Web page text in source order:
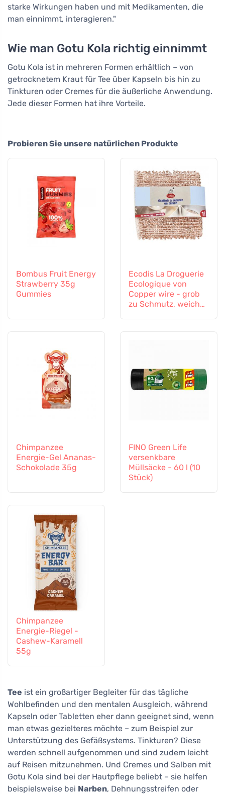
starke Wirkungen haben und mit Medikamenten, die
man einnimmt, interagieren."
Wie man Gotu Kola richtig einnimmt
Gotu Kola ist in mehreren Formen erhältlich – von
getrocknetem Kraut für Tee über Kapseln bis hin zu
Tinkturen oder Cremes für die äußerliche Anwendung.
Jede dieser Formen hat ihre Vorteile.
Probieren Sie unsere natürlichen Produkte
Bombus Fruit Energy
Strawberry 35g
Gummies
Ecodis La Droguerie
Ecologique von
Copper wire - grob
zu Schmutz, weich
Chimpanzee
Energie-Gel Ananas-
Schokolade 35g
FINO Green Life
versenkbare
Müllsäcke - 60 l (10
Stück)
Chimpanzee
Energie-Riegel -
Cashew-Karamell
55g
Tee ist ein großartiger Begleiter für das tägliche
Wohlbefinden und den mentalen Ausgleich, während
Kapseln oder Tabletten eher dann geeignet sind, wenn
man etwas gezielteres möchte – zum Beispiel zur
Unterstützung des Gefäßsystems. Tinkturen? Diese
werden schnell aufgenommen und sind zudem leicht
auf Reisen mitzunehmen. Und Cremes und Salben mit
Gotu Kola sind bei der Hautpflege beliebt – sie helfen
beispielsweise bei Narben, Dehnungsstreifen oder